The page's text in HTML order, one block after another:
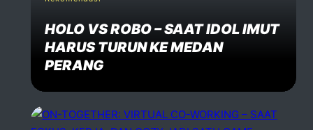
HOLO VS ROBO – SAAT IDOL IMUT
HARUS TURUN KE MEDAN
PERANG